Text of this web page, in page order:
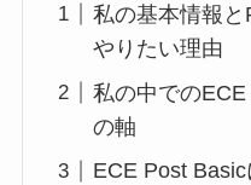
私の基本情報
やりたい理由
私の中での
の軸
ECE Post